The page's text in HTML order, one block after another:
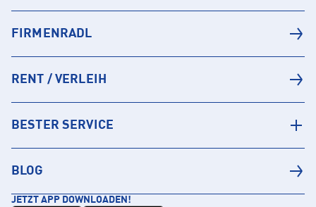
FIRMENRADL
RENT / VERLEIH
BESTER SERVICE
BLOG
JETZT APP DOWNLOADEN!